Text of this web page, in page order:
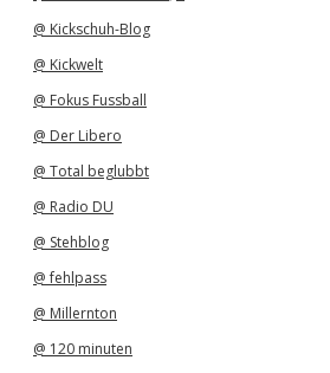
@ Kickschuh-Blog
@ Kickwelt
@ Fokus Fussball
@ Der Libero
@ Total beglubbt
@ Radio DU
@ Stehblog
@ fehlpass
@ Millernton
@ 120 minuten